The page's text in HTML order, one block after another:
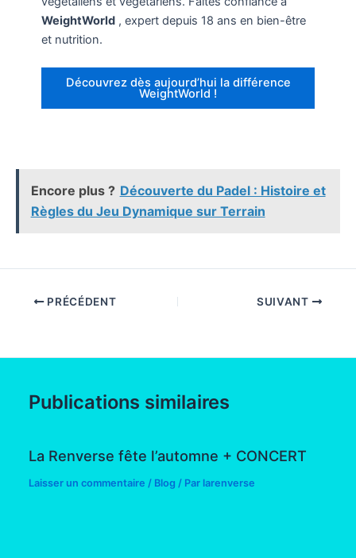
WeightWorld, expert depuis 18 ans en bien-être
et nutrition.
Découvrez dès aujourd’hui la différence
WeightWorld !
Encore plus ? Découverte du Padel : Histoire et
Règles du Jeu Dynamique sur Terrain
PRÉCÉDENT SUIVANT
Publications similaires
La Renverse fête l’automne + CONCERT
Laisser un commentaire / Blog / Par larenverse